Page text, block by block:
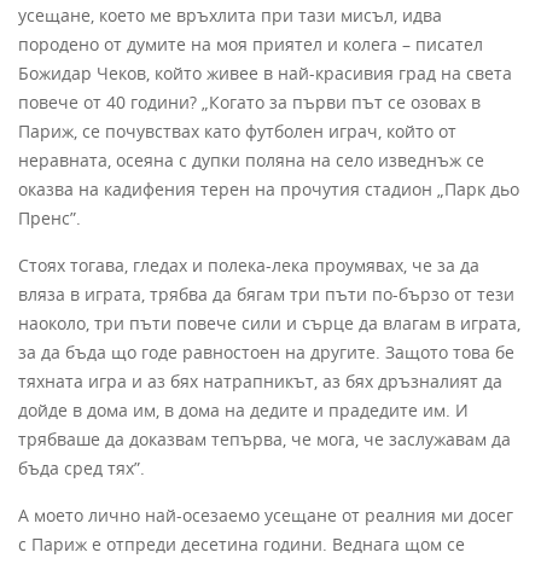
усещане, което ме връхлита при тази мисъл, идва
породено от думите на моя приятел и колега – писател
Божидар Чеков, който живее в най-красивия град на света
повече от 40 години? „Когато за първи път се озовах в
Париж, се почувствах като футболен играч, който от
неравната, осеяна с дупки поляна на село изведнъж се
оказва на кадифения терен на прочутия стадион „Парк дьо
Пренс”.
Стоях тогава, гледах и полека-лека проумявах, че за да
вляза в играта, трябва да бягам три пъти по-бързо от тези
наоколо, три пъти повече сили и сърце да влагам в играта,
за да бъда що годе равностоен на другите. Защото това бе
тяхната игра и аз бях натрапникът, аз бях дръзналият да
дойде в дома им, в дома на дедите и прадедите им. И
трябваше да доказвам тепърва, че мога, че заслужавам да
бъда сред тях”.
А моето лично най-осезаемо усещане от реалния ми досег
с Париж е отпреди десетина години. Веднага щом се